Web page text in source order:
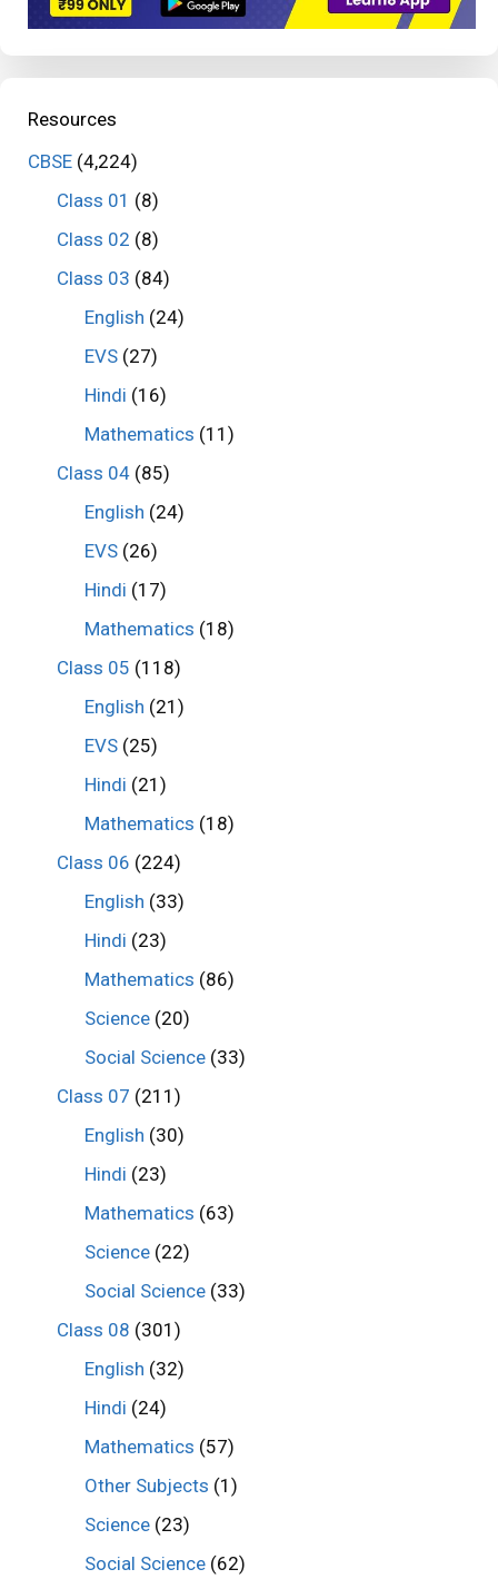
Resources
CBSE (4,224)
Class 01 (8)
Class 02 (8)
Class 03 (84)
English (24)
EVS (27)
Hindi (16)
Mathematics (11)
Class 04(85)
English (24)
EVS (26)
Hindi (17)
Mathematics (18)
Class 05 (118)
English (21)
EVS (25)
Hindi (21)
Mathematics (18)
Class 06 (224)
English (33)
Hindi (23)
Mathematics (86)
Science (20)
Social Science (33)
Class 07 (211)
English (30)
Hindi (23)
Mathematics (63)
Science (22)
Social Science (33)
Class 08 (301)
English (32)
Hindi (24)
Mathematics (57)
Other Subjects (1)
Science (23)
Social Science (62)